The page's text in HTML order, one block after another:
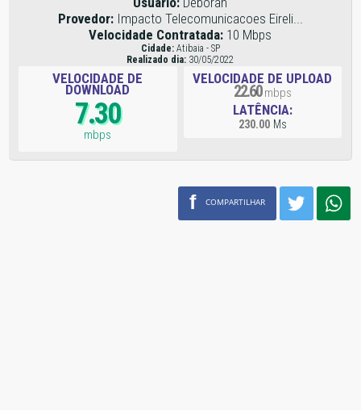
Provedor:Impacto Telecomunicacoes Eireli...
Velocidade Contratada: 10 Mbps
Cidade:Atibaia - SP
Realizado dia: 30/05/2022
VELOCIDADE DE
DOWNLOAD
7.30
mbps
VELOCIDADE DE UPLOAD
22.60mbps
LATÊNCIA:
230.00 Ms
f COMPARTILHAR